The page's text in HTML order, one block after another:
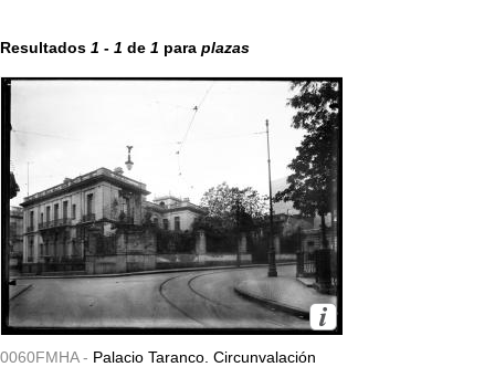
Resultados 1 - 1 de 1 para plazas
0060FMHA - Palacio Taranco. Circunvalación